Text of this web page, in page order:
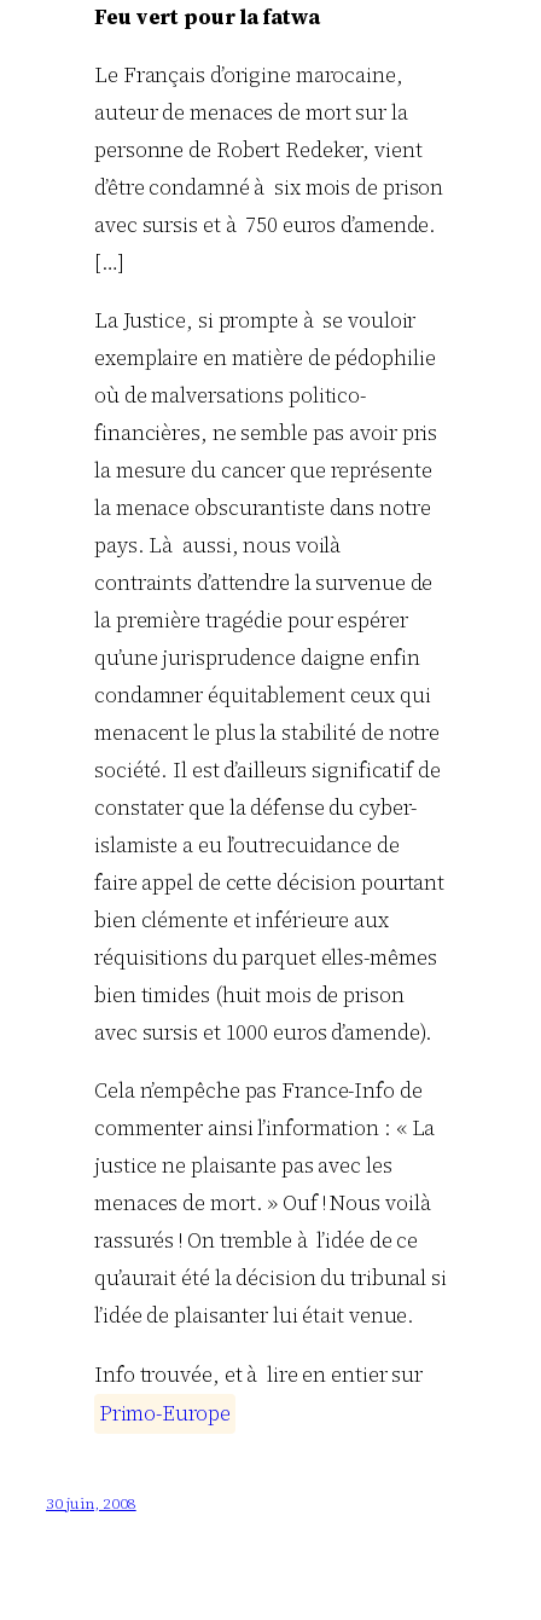
Feu vert pour la fatwa
Le Français d’origine marocaine,
auteur de menaces de mort sur la
personne de Robert Redeker, vient
d’être condamné à six mois de prison
avec sursis et à 750 euros d’amende.
[…]
La Justice, si prompte à se vouloir
exemplaire en matière de pédophilie
où de malversations politico-
financières, ne semble pas avoir pris
la mesure du cancer que représente
la menace obscurantiste dans notre
pays. Là aussi, nous voilà
contraints d’attendre la survenue de
la première tragédie pour espérer
qu’une jurisprudence daigne enfin
condamner équitablement ceux qui
menacent le plus la stabilité de notre
société. Il est d’ailleurs significatif de
constater que la défense du cyber-
islamiste a eu l’outrecuidance de
faire appel de cette décision pourtant
bien clémente et inférieure aux
réquisitions du parquet elles-mêmes
bien timides (huit mois de prison
avec sursis et 1000 euros d’amende).
Cela n’empêche pas France-Info de
commenter ainsi l’information : « La
justice ne plaisante pas avec les
menaces de mort. » Ouf ! Nous voilà
rassurés ! On tremble à l’idée de ce
qu’aurait été la décision du tribunal si
l’idée de plaisanter lui était venue.
Info trouvée, et à lire en entier sur
Primo-Europe
30 juin, 2008